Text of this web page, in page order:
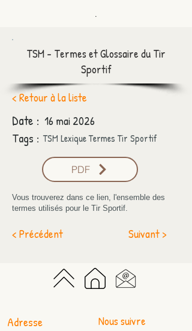
.
TSM - Termes et Glossaire du Tir
Sportif
< Retour à la liste
Date : 16 mai 2026
Tags : TSM Lexique Termes Tir Sportif
PDF
Vous trouverez dans ce lien, l'ensemble des
termes utilisés pour le Tir Sportif.
< Précédent Suivant >
Adresse Nous suivre